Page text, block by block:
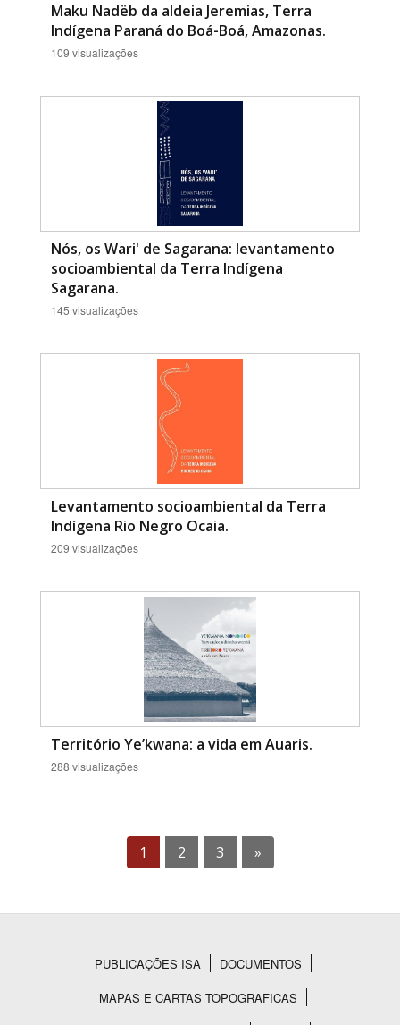
Maku Nadëb da aldeia Jeremias, Terra
Indígena Paraná do Boá-Boá, Amazonas.
109 visualizações
Nós, os Wari' de Sagarana: levantamento
socioambiental da Terra Indígena
Sagarana.
145 visualizações
Levantamento socioambiental da Terra
Indígena Rio Negro Ocaia.
209 visualizações
Território Ye’kwana: a vida em Auaris.
288 visualizações
1 2 3 »
Rodapé
PUBLICAÇÕES ISA
DOCUMENTOS
MAPAS E CARTAS TOPOGRAFICAS